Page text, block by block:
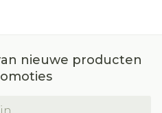
nieuwe producten